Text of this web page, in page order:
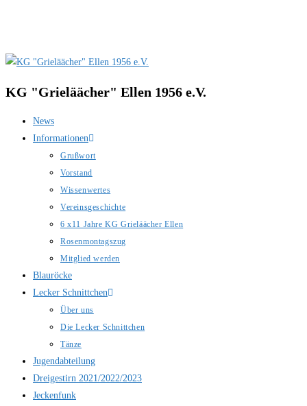
springen
KG "Grieläächer" Ellen 1956 e.V.
News
Informationen
Grußwort
Vorstand
Wissenwertes
Vereinsgeschichte
6 x11 Jahre KG Grieläächer Ellen
Rosenmontagszug
Mitglied werden
Blauröcke
Lecker Schnittchen
Über uns
Die Lecker Schnittchen
Tänze
Jugendabteilung
Dreigestirn 2021/2022/2023
Jeckenfunk